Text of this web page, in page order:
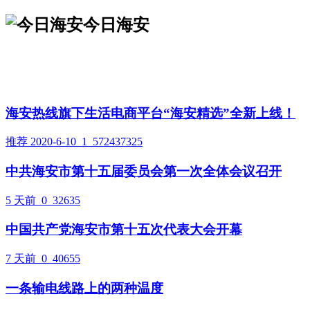
今日海安
海安热线旗下生活电商平台“海安精选”全新上线！
推荐 2020-6-10 1 572437325
中共海安市第十五届委员会第一次全体会议召开
5 天前 0 32635
中国共产党海安市第十五次代表大会开幕
7 天前 0 40655
一条输电线路上的两种温度